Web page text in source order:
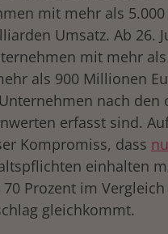
mit mehr als
Umsatz. Ab 26.
mit mehr
als 900 Millionen
nach den
erfasst sind.
Kompromiss, dass
einhalten
Prozent im Vergleich
gleichkommt.